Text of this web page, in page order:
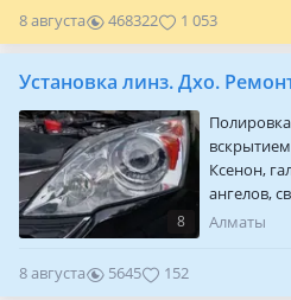
трещины —
пятна —
8 августа 468322 1 053
Установка линз. Дхо.
8
Ксенон,
ангелов,
Алматы
8 августа 5645 152